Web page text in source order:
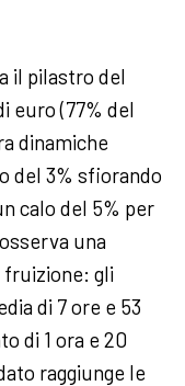
il pilastro del
euro (77% del
dinamiche
del 3% sfiorando
calo del 5% per
una
gli
di 7 ore e 53
di 1 ora e 20
raggiunge le